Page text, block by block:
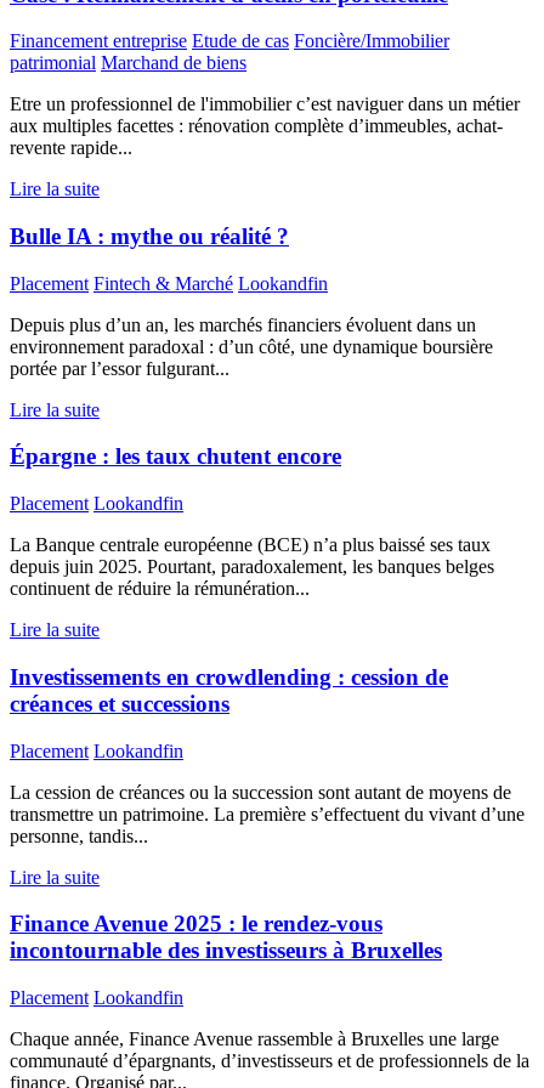
Financement entreprise Etude de cas Foncière/Immobilier
patrimonial Marchand de biens
Etre un professionnel de l'immobilier c’est naviguer dans un métier
aux multiples facettes : rénovation complète d’immeubles, achat-
revente rapide...
Lire la suite
Bulle IA : mythe ou réalité ?
Placement Fintech & Marché Lookandfin
Depuis plus d’un an, les marchés financiers évoluent dans un
environnement paradoxal : d’un côté, une dynamique boursière
portée par l’essor fulgurant...
Lire la suite
Épargne : les taux chutent encore
Placement Lookandfin
La Banque centrale européenne (BCE) n’a plus baissé ses taux
depuis juin 2025. Pourtant, paradoxalement, les banques belges
continuent de réduire la rémunération...
Lire la suite
Investissements en crowdlending : cession de
créances et successions
Placement Lookandfin
La cession de créances ou la succession sont autant de moyens de
transmettre un patrimoine. La première s’effectuent du vivant d’une
personne, tandis...
Lire la suite
Finance Avenue 2025 : le rendez-vous
incontournable des investisseurs à Bruxelles
Placement Lookandfin
Chaque année, Finance Avenue rassemble à Bruxelles une large
communauté d’épargnants, d’investisseurs et de professionnels de la
finance. Organisé par...